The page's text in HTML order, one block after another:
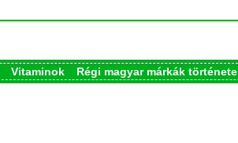
Vitaminok
Régi magyar márkák története